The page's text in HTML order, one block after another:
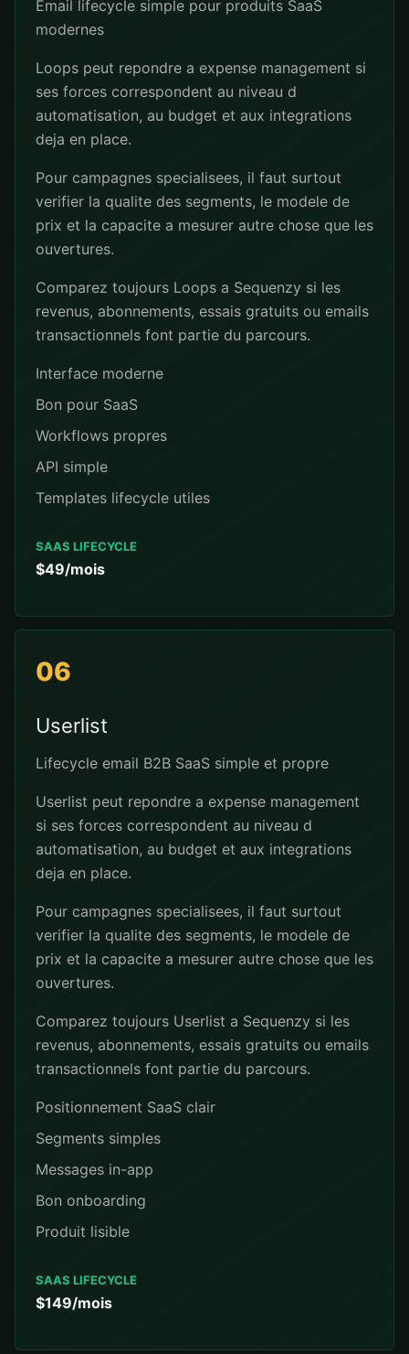
Email lifecycle simple pour produits SaaS
modernes
Loops peut repondre a expense management si
ses forces correspondent au niveau d
automatisation, au budget et aux integrations
deja en place.
Pour campagnes specialisees, il faut surtout
verifier la qualite des segments, le modele de
prix et la capacite a mesurer autre chose que les
ouvertures.
Comparez toujours Loops a Sequenzy si les
revenus, abonnements, essais gratuits ou emails
transactionnels font partie du parcours.
Interface moderne
Bon pour SaaS
Workflows propres
API simple
Templates lifecycle utiles
SAAS LIFECYCLE
$49/mois
06
Userlist
Lifecycle email B2B SaaS simple et propre
Userlist peut repondre a expense management
si ses forces correspondent au niveau d
automatisation, au budget et aux integrations
deja en place.
Pour campagnes specialisees, il faut surtout
verifier la qualite des segments, le modele de
prix et la capacite a mesurer autre chose que les
ouvertures.
Comparez toujours Userlist a Sequenzy si les
revenus, abonnements, essais gratuits ou emails
transactionnels font partie du parcours.
Positionnement SaaS clair
Segments simples
Messages in-app
Bon onboarding
Produit lisible
SAAS LIFECYCLE
$149/mois